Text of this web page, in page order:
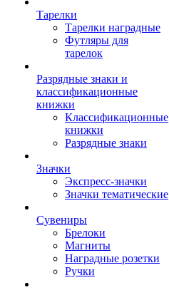
Тарелки
Тарелки наградные
Футляры для
тарелок
Разрядные знаки и
классификационные
книжки
Классификационные
книжки
Разрядные знаки
Значки
Экспресс-значки
Значки тематические
Сувениры
Брелоки
Магниты
Наградные розетки
Ручки